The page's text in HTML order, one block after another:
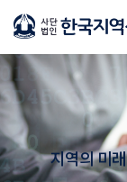
지역의 미